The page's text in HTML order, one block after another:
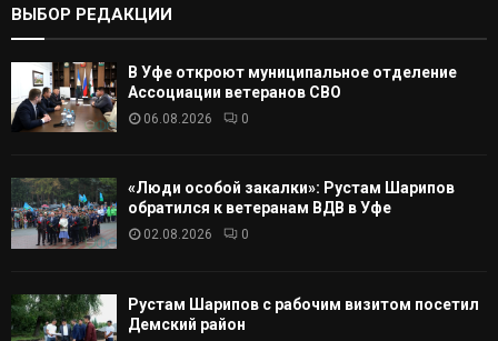
А
ВЫБОР РЕДАКЦИИ
В Уфе откроют муниципальное отделение
Ассоциации ветеранов СВО
06.08.2026 0
«Люди особой закалки»: Рустам Шарипов
обратился к ветеранам ВДВ в Уфе
02.08.2026 0
Рустам Шарипов с рабочим визитом посетил
Демский район